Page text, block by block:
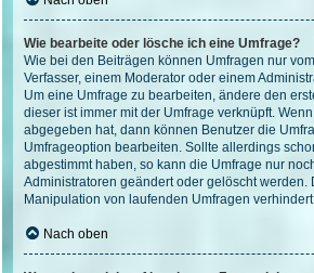
Wie bearbeite oder lösche ich eine Umfrage?
Wie bei den Beiträgen können Umfragen nur
Verfasser, einem Moderator oder einem
Um eine Umfrage zu bearbeiten, ändere den
dieser ist immer mit der Umfrage verknüpft.
abgegeben hat, dann können Benutzer die
Umfrageoption bearbeiten. Sollte allerdings
abgestimmt haben, so kann die Umfrage nur
Administratoren geändert oder gelöscht werden.
Manipulation von laufenden Umfragen
Nach oben